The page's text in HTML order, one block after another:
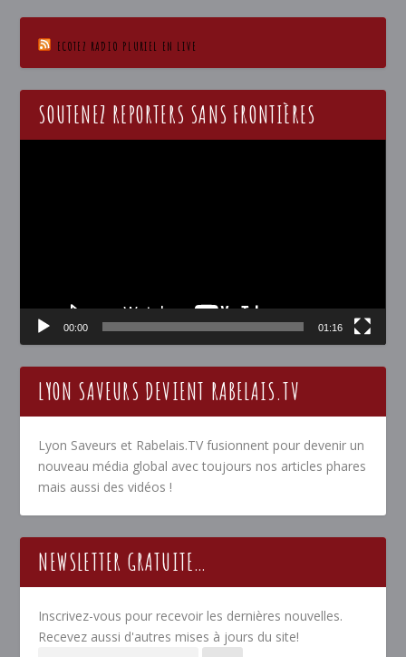
ECOTEZ RADIO PLURIEL EN LIVE
SOUTENEZ REPORTERS SANS FRONTIÈRES
00:00 01:16
LYON SAVEURS DEVIENT RABELAIS.TV
Lyon Saveurs et Rabelais.TV fusionnent pour devenir un
nouveau média global avec toujours nos articles phares
mais aussi des vidéos !
NEWSLETTER GRATUITE…
Inscrivez-vous pour recevoir les dernières nouvelles.
Recevez aussi d'autres mises à jours du site!